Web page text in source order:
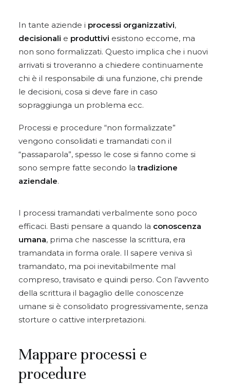
In tante aziende i processi organizzativi,
decisionali e produttivi esistono eccome, ma
non sono formalizzati. Questo implica che i nuovi
arrivati si troveranno a chiedere continuamente
chi è il responsabile di una funzione, chi prende
le decisioni, cosa si deve fare in caso
sopraggiunga un problema ecc.
Processi e procedure “non formalizzate”
vengono consolidati e tramandati con il
“passaparola”, spesso le cose si fanno come si
sono sempre fatte secondo latradizione
aziendale.
I processi tramandati verbalmente sono poco
efficaci. Basti pensare a quando la conoscenza
umana, prima che nascesse la scrittura, era
tramandata in forma orale. Il sapere veniva sì
tramandato, ma poi inevitabilmente mal
compreso, travisato e quindi perso. Con l’avvento
della scrittura il bagaglio delle conoscenze
umane si è consolidato progressivamente, senza
storture o cattive interpretazioni.
Mappare processi e
procedure